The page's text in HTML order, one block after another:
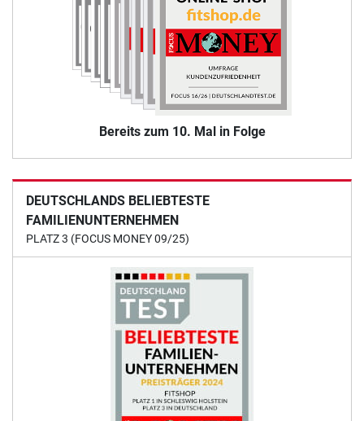
Bereits zum 10. Mal in Folge
DEUTSCHLANDS BELIEBTESTE
FAMILIENUNTERNEHMEN
PLATZ 3 (FOCUS MONEY 09/25)